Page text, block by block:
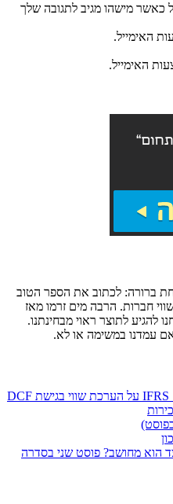
כאשר מישהו מגיב לתגובה שלך
האימייל.
האימייל.
אחת ברורה: לכתוב את הספר הטוב
חברות. הרבה מים זרמו מאז
להגיע לתוצר ראוי מבחינתנו.
עמדנו במשימה או לא.